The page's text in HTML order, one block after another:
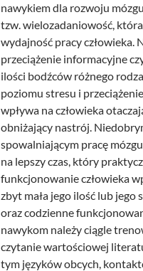
nawykiem dla rozwoju
tzw. wielozadaniowość,
wydajność pracy
przeciążenie informacyjne
ilości bodźców różnego
poziomu stresu i
wpływa na człowieka
obniżający nastrój.
spowalniającym pracę
na lepszy czas, który
funkcjonowanie człowieka
zbyt mała jego ilość lub jego
oraz codzienne
nawykom należy ciągle
czytanie wartościowej
tym języków obcych,